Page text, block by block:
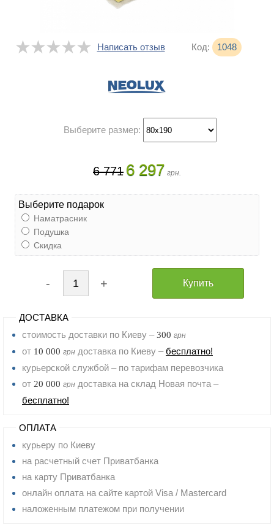
★★★★★
★★★★★ Написать отзыв Код: 1048
Выберите размер:
6 771 6 297 грн.
Выберите подарок
Наматрасник
Подушка
Скидка
- 1 + Купить
ДОСТАВКА
стоимость доставки по Киеву –300 грн
от 10 000 грн доставка по Киеву –бесплатно!
курьерской службой – по тарифам перевозчика
от 20 000 грн доставка на склад Новая почта –
бесплатно!
ОПЛАТА
курьеру по Киеву
на расчетный счет Приватбанка
на карту Приватбанка
онлайн оплата на сайте картой Visa / Mastercard
наложенным платежом при получении